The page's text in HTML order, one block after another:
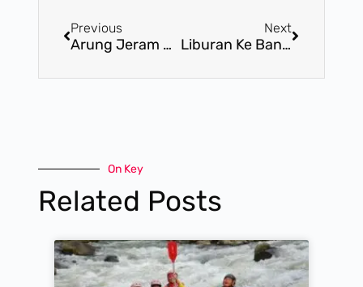
Previous
Arung Jeram Banjarnegara: Mengenal Sejarah, Fakta, Tingkatan Arus
Next
Liburan Ke Banjarnegara Jangan Lewatkan Rafting Banjarnegara
On Key
Related Posts